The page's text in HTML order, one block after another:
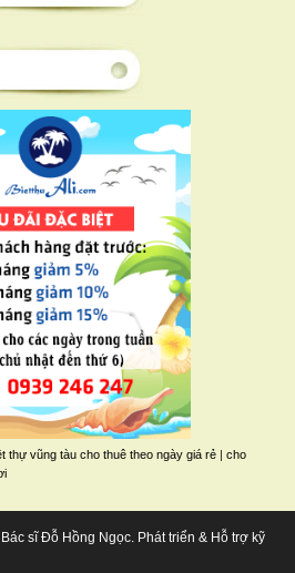
thự vũng tàu cho thuê theo ngày giá rẻ
cho
sĩ Đỗ Hồng Ngọc. Phát triển & Hỗ trợ kỹ